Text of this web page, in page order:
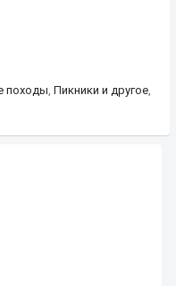
походы, Пикники и другое,